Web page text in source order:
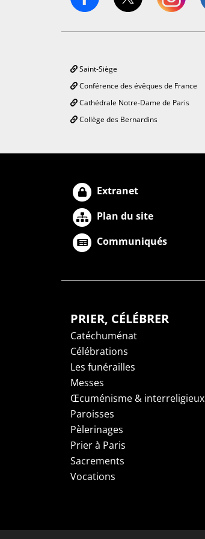
Saint-Siège
Conférence des évêques de France
Cathédrale Notre-Dame de Paris
Collège des Bernardins
Extranet
Plan du site
Communiqués
PRIER, CÉLÉBRER
Catéchuménat
Célébrations
Les funérailles
Messes
Œcuménisme & interreligieux
Paroisses
Pèlerinages
Prier à Paris
Sacrements
Vocations